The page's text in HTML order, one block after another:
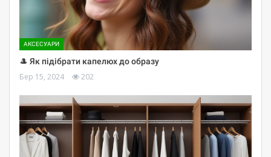
АКСЕСУАРИ
🎩 Як підібрати капелюх до образу
Бер 15, 2024 202